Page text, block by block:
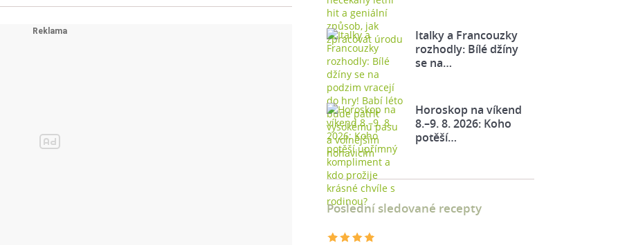
Italky a Francouzky
rozhodly: Bílé džíny
se na…
Horoskop na víkend
8.–9. 8. 2026: Koho
potěší…
Poslední sledované recepty